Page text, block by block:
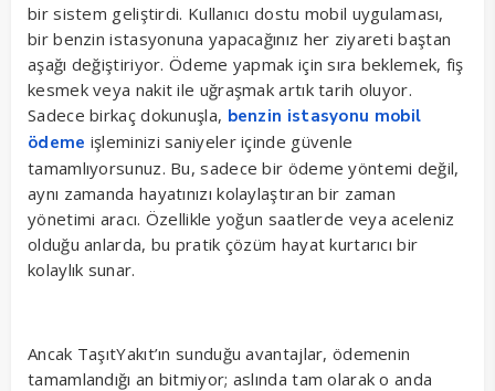
bir sistem geliştirdi. Kullanıcı dostu mobil uygulaması,
bir benzin istasyonuna yapacağınız her ziyareti baştan
aşağı değiştiriyor. Ödeme yapmak için sıra beklemek, fiş
kesmek veya nakit ile uğraşmak artık tarih oluyor.
Sadece birkaç dokunuşla, benzin istasyonu mobil
ödeme işleminizi saniyeler içinde güvenle
tamamlıyorsunuz. Bu, sadece bir ödeme yöntemi değil,
aynı zamanda hayatınızı kolaylaştıran bir zaman
yönetimi aracı. Özellikle yoğun saatlerde veya aceleniz
olduğu anlarda, bu pratik çözüm hayat kurtarıcı bir
kolaylık sunar.
Ancak TaşıtYakıt’ın sunduğu avantajlar, ödemenin
tamamlandığı an bitmiyor; aslında tam olarak o anda